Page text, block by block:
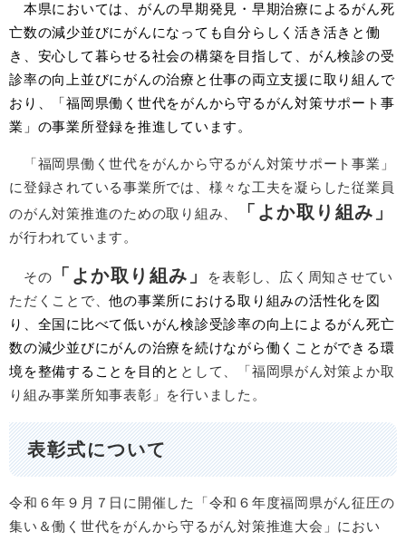
本県においては、がんの早期発見・早期治療によるがん死
亡数の減少並びにがんになっても自分らしく活き活きと働
き、安心して暮らせる社会の構築を目指して、がん検診の受
診率の向上並びにがんの治療と仕事の両立支援に取り組んで
おり、「福岡県働く世代をがんから守るがん対策サポート事
業」の事業所登録を推進しています。
「福岡県働く世代をがんから守るがん対策サポート事業」
に登録されている事業所では、様々な工夫を凝らした従業員
のがん対策推進のための取り組み、
「よか取り組み」
が行われています。
その 「よか取り組み」
を表彰し、広く周知させてい
ただくことで、他の事業所における取り組みの活性化を図
り、全国に比べて低いがん検診受診率の向上によるがん死亡
数の減少並びにがんの治療を続けながら働くことができる環
境を整備することを目的と として、「福岡県がん対策よか取
り組み事業所知事表彰」を行いました。
表彰式について
令和６年９月７日に開催した「令和６年度福岡県がん征圧の
集い＆働く世代をがんから守るがん対策推進大会」におい